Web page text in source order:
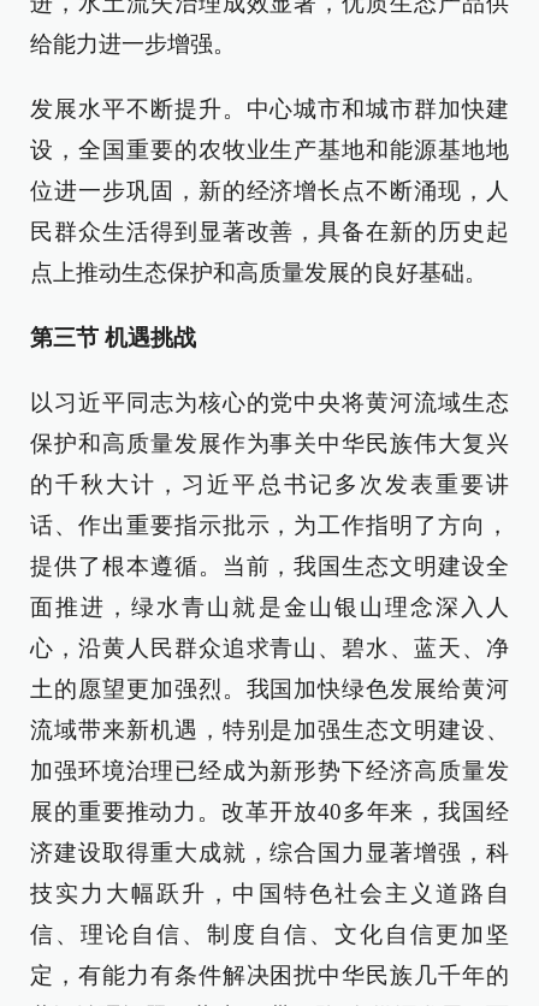
给能力进一步增强。
发展水平不断提升。中心城市和城市群加快建
设，全国重要的农牧业生产基地和能源基地地
位进一步巩固，新的经济增长点不断涌现，人
民群众生活得到显著改善，具备在新的历史起
点上推动生态保护和高质量发展的良好基础。
第三节 机遇挑战
以习近平同志为核心的党中央将黄河流域生态
保护和高质量发展作为事关中华民族伟大复兴
的千秋大计，习近平总书记多次发表重要讲
话、作出重要指示批示，为工作指明了方向，
提供了根本遵循。当前，我国生态文明建设全
面推进，绿水青山就是金山银山理念深入人
心，沿黄人民群众追求青山、碧水、蓝天、净
土的愿望更加强烈。我国加快绿色发展给黄河
流域带来新机遇，特别是加强生态文明建设、
加强环境治理已经成为新形势下经济高质量发
展的重要推动力。改革开放40多年来，我国经
济建设取得重大成就，综合国力显著增强，科
技实力大幅跃升，中国特色社会主义道路自
信、理论自信、制度自信、文化自信更加坚
定，有能力有条件解决困扰中华民族几千年的